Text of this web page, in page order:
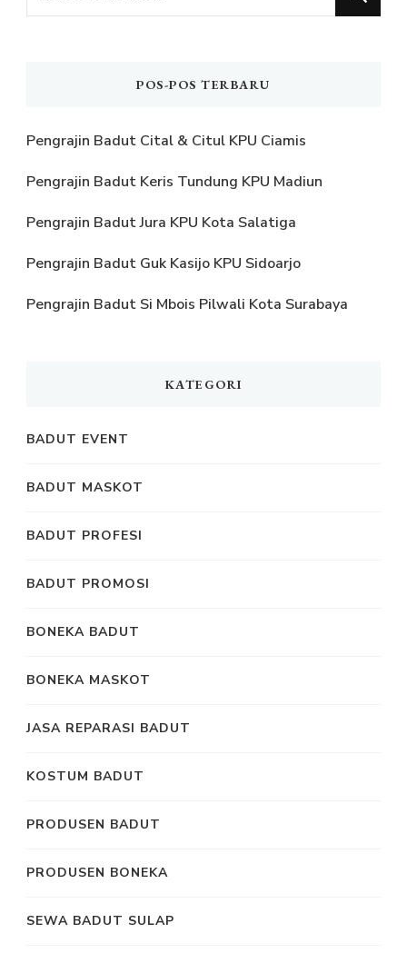
Sesuatu?
POS-POS TERBARU
Pengrajin Badut Cital & Citul KPU Ciamis
Pengrajin Badut Keris Tundung KPU Madiun
Pengrajin Badut Jura KPU Kota Salatiga
Pengrajin Badut Guk Kasijo KPU Sidoarjo
Pengrajin Badut Si Mbois Pilwali Kota Surabaya
KATEGORI
BADUT EVENT
BADUT MASKOT
BADUT PROFESI
BADUT PROMOSI
BONEKA BADUT
BONEKA MASKOT
JASA REPARASI BADUT
KOSTUM BADUT
PRODUSEN BADUT
PRODUSEN BONEKA
SEWA BADUT SULAP